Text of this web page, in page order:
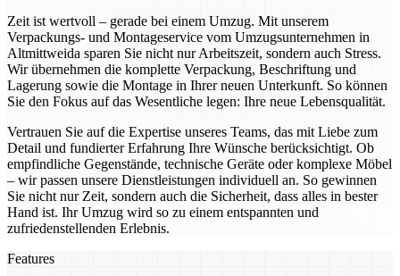
Zeit ist wertvoll – gerade bei einem Umzug. Mit unserem
Verpackungs- und Montageservice vom Umzugsunternehmen in
Altmittweida sparen Sie nicht nur Arbeitszeit, sondern auch Stress.
Wir übernehmen die komplette Verpackung, Beschriftung und
Lagerung sowie die Montage in Ihrer neuen Unterkunft. So können
Sie den Fokus auf das Wesentliche legen: Ihre neue Lebensqualität.
Vertrauen Sie auf die Expertise unseres Teams, das mit Liebe zum
Detail und fundierter Erfahrung Ihre Wünsche berücksichtigt. Ob
empfindliche Gegenstände, technische Geräte oder komplexe Möbel
– wir passen unsere Dienstleistungen individuell an. So gewinnen
Sie nicht nur Zeit, sondern auch die Sicherheit, dass alles in bester
Hand ist. Ihr Umzug wird so zu einem entspannten und
zufriedenstellenden Erlebnis.
Features